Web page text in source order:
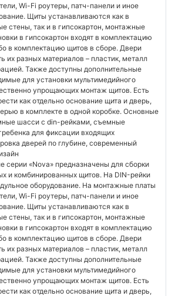
Wi-Fi роутеры, патч-панели и иное
Щиты устанавливаются как в
стены, так и в гипсокартон, монтажные
в гипсокартон входят в комплектацию
в комплектацию щитов в сборе. Двери
их разных материалов – пластик, металл
Также доступны дополнительные
для установки мультимедийного
упрощающих монтаж щитов. Есть
как отдельно основание щита и дверь,
в комплекте в одной коробке. Основные
шасси с din-рейками, съемные
для фиксации входящих
дверей по глубине, современный
серии «Nova» предназначены для сборки
и комбинированных щитов. На DIN-рейки
оборудование. На монтажные платы
Wi-Fi роутеры, патч-панели и иное
Щиты устанавливаются как в
стены, так и в гипсокартон, монтажные
в гипсокартон входят в комплектацию
в комплектацию щитов в сборе. Двери
их разных материалов – пластик, металл
Также доступны дополнительные
для установки мультимедийного
упрощающих монтаж щитов. Есть
как отдельно основание щита и дверь,